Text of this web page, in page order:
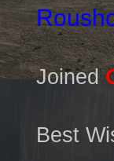
Joined
Best